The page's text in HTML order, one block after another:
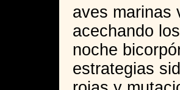
aves marinas
acechando
noche
estrategias